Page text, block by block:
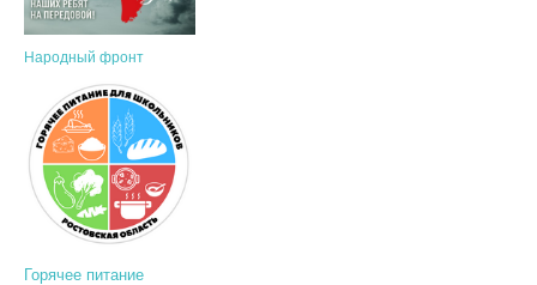
Народный фронт
Горячее питание